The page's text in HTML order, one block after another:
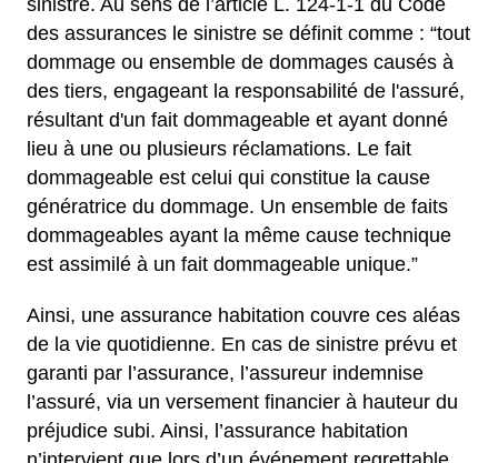
sinistre. Au sens de l’article L. 124-1-1 du Code
des assurances le sinistre se définit comme : “tout
dommage ou ensemble de dommages causés à
des tiers, engageant la responsabilité de l'assuré,
résultant d'un fait dommageable et ayant donné
lieu à une ou plusieurs réclamations. Le fait
dommageable est celui qui constitue la cause
génératrice du dommage. Un ensemble de faits
dommageables ayant la même cause technique
est assimilé à un fait dommageable unique.”
Ainsi, une assurance habitation couvre ces aléas
de la vie quotidienne. En cas de sinistre prévu et
garanti par l’assurance, l’assureur indemnise
l’assuré, via un versement financier à hauteur du
préjudice subi. Ainsi, l’assurance habitation